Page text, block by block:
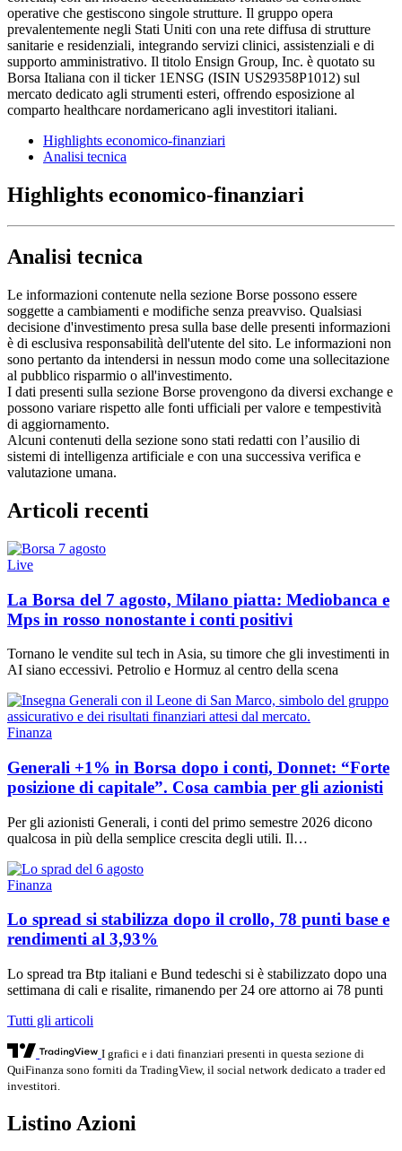
operative che gestiscono singole strutture. Il gruppo opera
prevalentemente negli Stati Uniti con una rete diffusa di strutture
sanitarie e residenziali, integrando servizi clinici, assistenziali e di
supporto amministrativo. Il titolo Ensign Group, Inc. è quotato su
Borsa Italiana con il ticker 1ENSG (ISIN US29358P1012) sul
mercato dedicato agli strumenti esteri, offrendo esposizione al
comparto healthcare nordamericano agli investitori italiani.
Highlights economico-finanziari
Analisi tecnica
Highlights economico-finanziari
Analisi tecnica
Le informazioni contenute nella sezione Borse possono essere
soggette a cambiamenti e modifiche senza preavviso. Qualsiasi
decisione d'investimento presa sulla base delle presenti informazioni
è di esclusiva responsabilità dell'utente del sito. Le informazioni non
sono pertanto da intendersi in nessun modo come una sollecitazione
al pubblico risparmio o all'investimento.
I dati presenti sulla sezione Borse provengono da diversi exchange e
possono variare rispetto alle fonti ufficiali per valore e tempestività
di aggiornamento.
Alcuni contenuti della sezione sono stati redatti con l’ausilio di
sistemi di intelligenza artificiale e con una successiva verifica e
valutazione umana.
Articoli recenti
Live
La Borsa del 7 agosto, Milano piatta: Mediobanca e
Mps in rosso nonostante i conti positivi
Tornano le vendite sul tech in Asia, su timore che gli investimenti in
AI siano eccessivi. Petrolio e Hormuz al centro della scena
Finanza
Generali +1% in Borsa dopo i conti, Donnet: “Forte
posizione di capitale”. Cosa cambia per gli azionisti
Per gli azionisti Generali, i conti del primo semestre 2026 dicono
qualcosa in più della semplice crescita degli utili. Il…
Finanza
Lo spread si stabilizza dopo il crollo, 78 punti base e
rendimenti al 3,93%
Lo spread tra Btp italiani e Bund tedeschi si è stabilizzato dopo una
settimana di cali e risalite, rimanendo per 24 ore attorno ai 78 punti
Tutti gli articoli
I grafici e i dati finanziari presenti in questa sezione di
QuiFinanza sono forniti da TradingView, il social network dedicato a trader ed
investitori.
Listino Azioni